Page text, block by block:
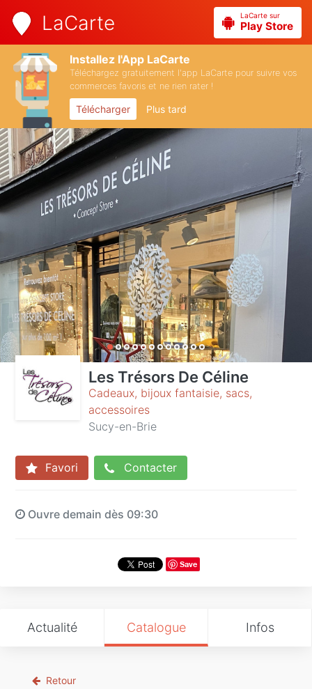
LaCarte LaCarte sur
Play Store
Installez l'App LaCarte
Téléchargez gratuitement l'app LaCarte pour suivre vos
commerces favoris et ne rien rater !
Télécharger Plus tard
Les Trésors De Céline
Cadeaux, bijoux fantaisie, sacs,
accessoires
Sucy-en-Brie
Favori Contacter
Ouvre demain dès 09:30
Save
Actualité Catalogue Infos
Retour